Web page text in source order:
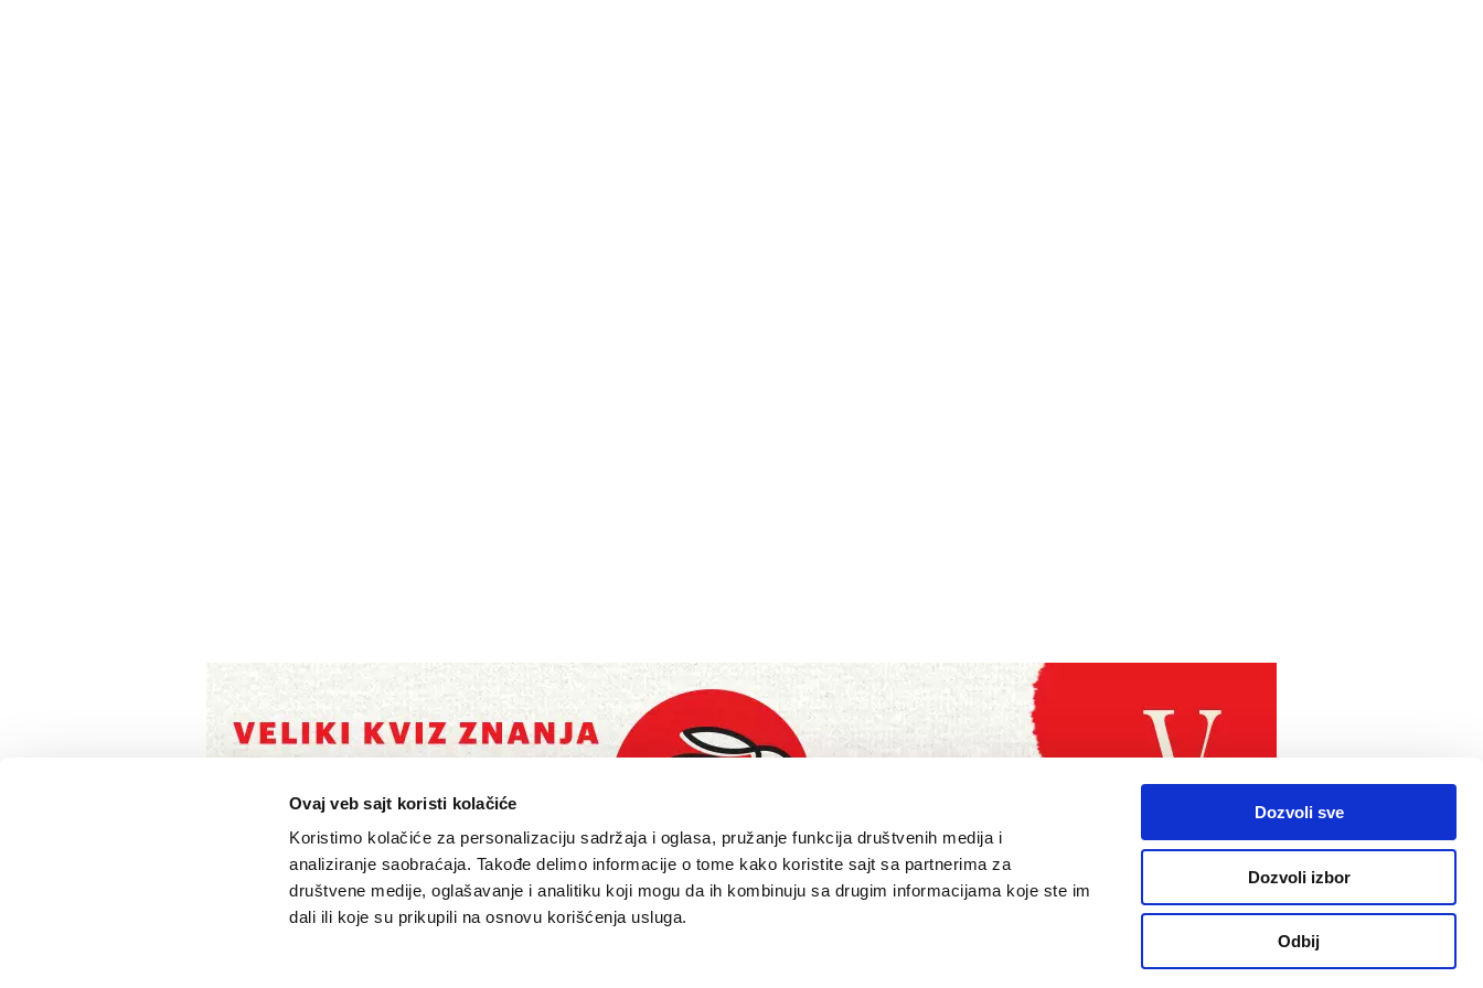
Ovaj veb sajt koristi kolačiće
Koristimo kolačiće za personalizaciju sadržaja i oglasa, pružanje funkcija društvenih medija i
analiziranje saobraćaja. Takođe delimo informacije o tome kako koristite sajt sa partnerima za
društvene medije, oglašavanje i analitiku koji mogu da ih kombinuju sa drugim informacijama koje ste im
dali ili koje su prikupili na osnovu korišćenja usluga.
Dozvoli sve
Dozvoli izbor
Odbij